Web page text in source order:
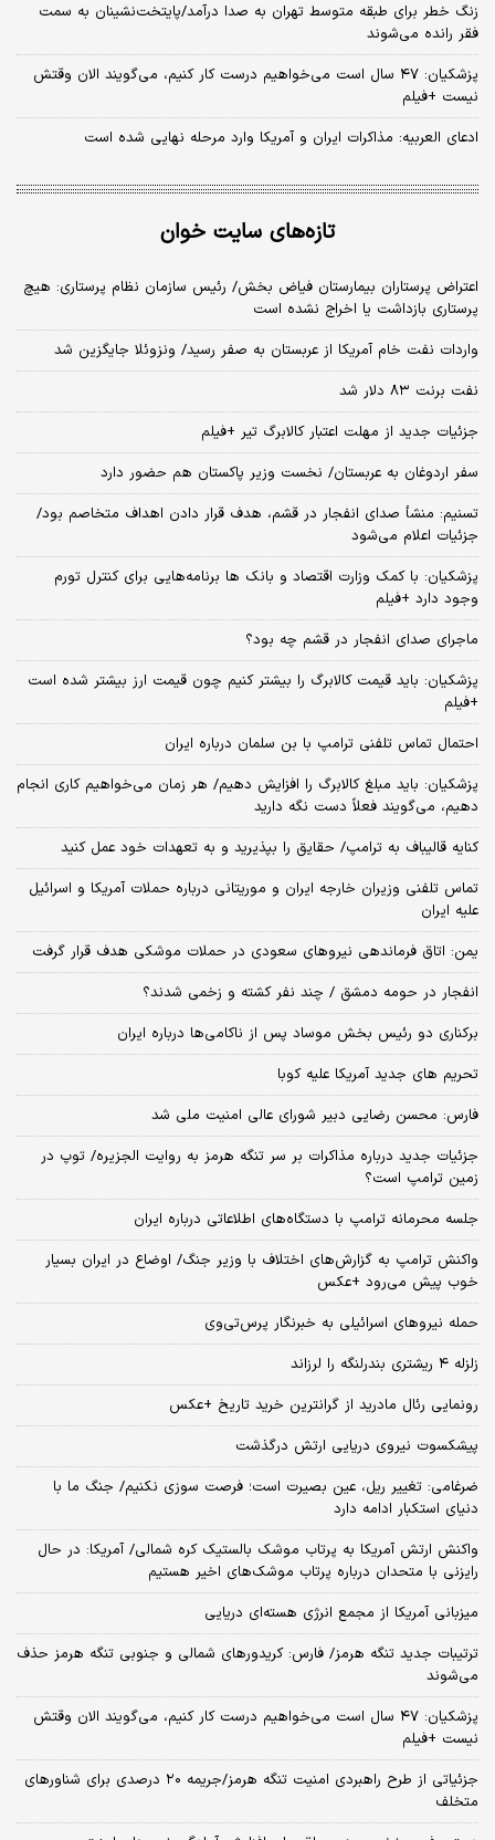
زنگ خطر برای طبقه متوسط تهران به صدا درآمد/پایتخت‌نشینان به سمت
فقر رانده می‌شوند
پزشکیان: ۴۷ سال است می‌خواهیم درست کار کنیم، می‌گویند الان وقتش
نیست +فیلم
ادعای العربیه: مذاکرات ایران و آمریکا وارد مرحله نهایی شده است
تازه‌های سایت خوان
اعتراض پرستاران بیمارستان فیاض بخش/ رئیس سازمان نظام پرستاری: هیچ
پرستاری بازداشت یا اخراج نشده است
واردات نفت خام آمریکا از عربستان به صفر رسید/ ونزوئلا جایگزین شد
نفت برنت ۸۳ دلار شد
جزئیات جدید از مهلت اعتبار کالابرگ تیر +فیلم
سفر اردوغان به عربستان/ نخست وزیر پاکستان هم حضور دارد
تسنیم: منشأ صدای انفجار در قشم، هدف قرار دادن اهداف متخاصم بود/
جزئیات اعلام می‌شود
پزشکیان: با کمک وزارت اقتصاد و بانک ها برنامه‌هایی برای کنترل تورم
وجود دارد +فیلم
ماجرای صدای انفجار در قشم چه بود؟
پزشکیان: باید قیمت کالابرگ را بیشتر کنیم چون قیمت ارز بیشتر شده است
+فیلم
احتمال تماس تلفنی ترامپ با بن سلمان درباره ایران
پزشکیان: باید مبلغ کالابرگ را افزایش دهیم/ هر زمان می‌خواهیم کاری انجام
دهیم، می‌گویند فعلاً دست نگه دارید
کنایه قالیباف به ترامپ/ حقایق را بپذیرید و به تعهدات خود عمل کنید
تماس تلفنی وزیران خارجه ایران و موریتانی درباره حملات آمریکا و اسرائیل
علیه ایران
یمن: اتاق فرماندهی نیروهای سعودی در حملات موشکی هدف قرار گرفت
انفجار در حومه دمشق / چند نفر کشته و زخمی شدند؟
برکناری دو رئیس بخش موساد پس از ناکامی‌ها درباره ایران
تحریم های جدید آمریکا علیه کوبا
فارس: محسن رضایی دبیر شورای عالی امنیت ملی شد
جزئیات جدید درباره مذاکرات بر سر تنگه هرمز به روایت الجزیره/ توپ در
زمین ترامپ است؟
جلسه محرمانه ترامپ با دستگاه‌های اطلاعاتی درباره ایران
واکنش ترامپ به گزارش‌های اختلاف با وزیر جنگ/ اوضاع در ایران بسیار
خوب پیش می‌رود +عکس
حمله نیروهای اسرائیلی به خبرنگار پرس‌تی‌وی
زلزله ۴ ریشتری بندرلنگه را لرزاند
رونمایی رئال مادرید از گرانترین خرید تاریخ +عکس
پیشکسوت نیروی دریایی ارتش درگذشت
ضرغامی: تغییر ریل، عین بصیرت است؛ فرصت سوزی نکنیم/ جنگ ما با
دنیای استکبار ادامه دارد
واکنش ارتش آمریکا به پرتاب موشک بالستیک کره شمالی/ آمریکا: در حال
رایزنی با متحدان درباره پرتاب موشک‌های اخیر هستیم
میزبانی آمریکا از مجمع انرژی هسته‌ای دریایی
ترتیبات جدید تنگه هرمز/ فارس: کریدورهای شمالی و جنوبی تنگه هرمز حذف
می‌شوند
پزشکیان: ۴۷ سال است می‌خواهیم درست کار کنیم، می‌گویند الان وقتش
نیست +فیلم
جزئیاتی از طرح راهبردی امنیت تنگه هرمز/جریمه ۲۰ درصدی برای شناورهای
متخلف